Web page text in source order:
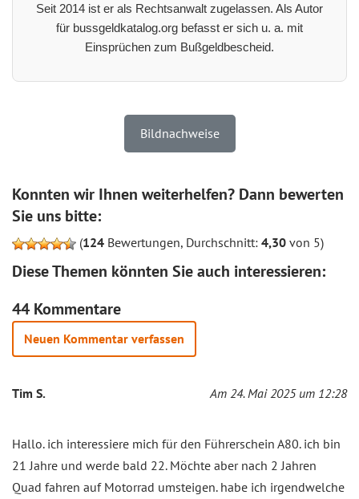
Seit 2014 ist er als Rechtsanwalt zugelassen. Als Autor
für bussgeldkatalog.org befasst er sich u. a. mit
Einsprüchen zum Bußgeldbescheid.
Bildnachweise
Konnten wir Ihnen weiterhelfen? Dann bewerten
Sie uns bitte:
(124 Bewertungen, Durchschnitt: 4,30 von 5)
Diese Themen könnten Sie auch interessieren:
44 Kommentare
Neuen Kommentar verfassen
Tim S. Am 24. Mai 2025 um 12:28
Hallo. ich interessiere mich für den Führerschein A80. ich bin
21 Jahre und werde bald 22. Möchte aber nach 2 Jahren
Quad fahren auf Motorrad umsteigen. habe ich irgendwelche